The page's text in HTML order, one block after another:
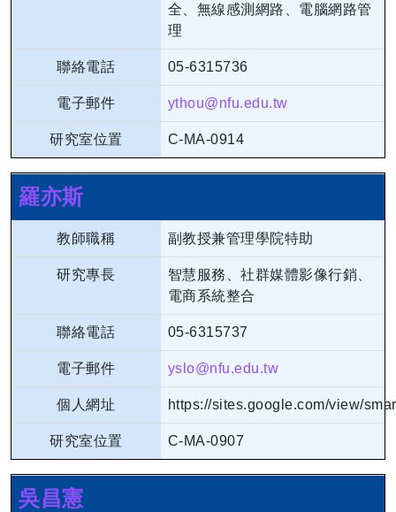
全、無線感測網路、電腦網路管
理
聯絡電話 05-6315736
電子郵件 ythou@nfu.edu.tw
研究室位置 C-MA-0914
羅亦斯
教師職稱 副教授兼管理學院特助
研究專長
智慧服務、社群媒體影像行銷、
電商系統整合
聯絡電話 05-6315737
電子郵件 yslo@nfu.edu.tw
個人網址 https://sites.google.com/view/
研究室位置 C-MA-0907
吳昌憲